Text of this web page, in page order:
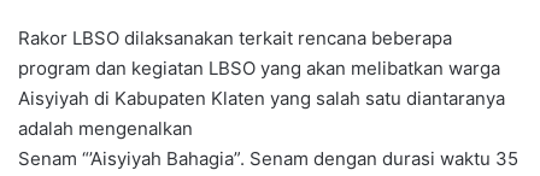
Rakor LBSO dilaksanakan terkait rencana beberapa
program dan kegiatan LBSO yang akan melibatkan warga
Aisyiyah di Kabupaten Klaten yang salah satu diantaranya
adalah mengenalkan
Senam “’Aisyiyah Bahagia”. Senam dengan durasi waktu 35